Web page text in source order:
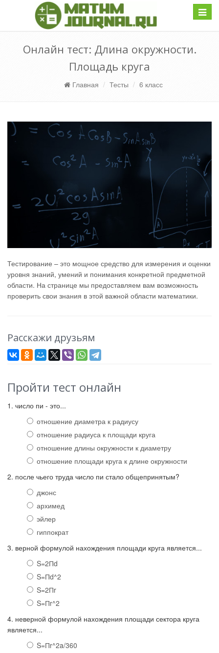
Онлайн тест: Длина окружности.
Площадь круга
Главная Тесты 6 класс
Тестирование – это мощное средство для измерения и оценки
уровня знаний, умений и понимания конкретной предметной
области. На странице мы предоставляем вам возможность
проверить свои знания в этой важной области математики.
Расскажи друзьям
Пройти тест онлайн
1. число пи - это...
отношение диаметра к радиусу
отношение радиуса к площади круга
отношение длины окружности к диаметру
отношение площади круга к длине окружности
2. после чьего труда число пи стало общепринятым?
джонс
архимед
эйлер
гиппократ
3. верной формулой нахождения площади круга является...
S=2Пd
S=Пd^2
S=2Пr
S=Пr^2
4. неверной формулой нахождения площади сектора круга
является...
S=Пr^2a/360